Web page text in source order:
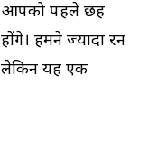
आपको पहले छह
हमने ज्यादा रन
लेकिन यह एक